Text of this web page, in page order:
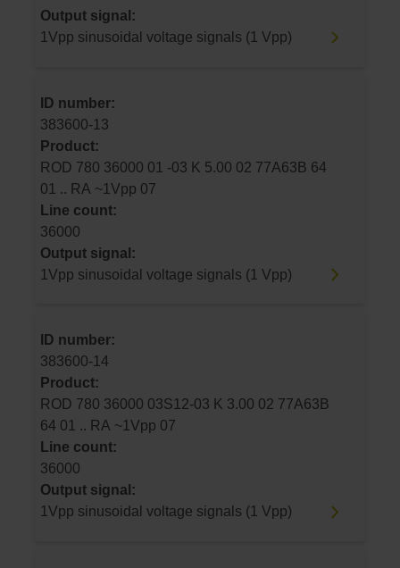
Output signal:
1Vpp sinusoidal voltage signals (1 Vpp)
ID number:
383600-13
Product:
ROD 780 36000 01 -03 K 5.00 02 77A63B 64
01 .. RA ~1Vpp 07
Line count:
36000
Output signal:
1Vpp sinusoidal voltage signals (1 Vpp)
ID number:
383600-14
Product:
ROD 780 36000 03S12-03 K 3.00 02 77A63B
64 01 .. RA ~1Vpp 07
Line count:
36000
Output signal:
1Vpp sinusoidal voltage signals (1 Vpp)